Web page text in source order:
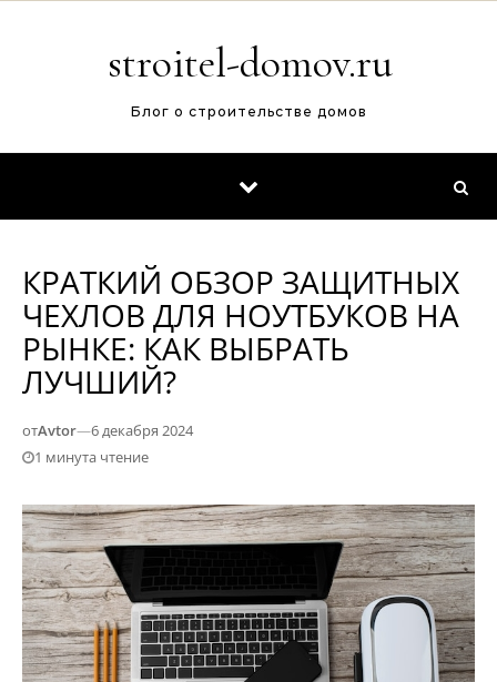
stroitel-domov.ru
Блог о строительстве домов
КРАТКИЙ ОБЗОР ЗАЩИТНЫХ
ЧЕХЛОВ ДЛЯ НОУТБУКОВ НА
РЫНКЕ: КАК ВЫБРАТЬ
ЛУЧШИЙ?
отAvtor—6 декабря 2024
1 минута чтение